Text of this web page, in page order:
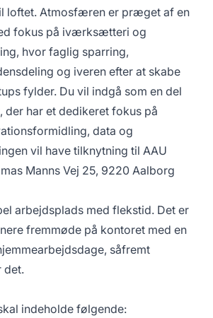
loftet. Atmosfæren er præget af en
fokus på iværksætteri og
hvor faglig sparring,
og iveren efter at skabe
fylder. Du vil indgå som en del
der har et dedikeret fokus på
data og
vil have tilknytning til AAU
Manns Vej 25, 9220 Aalborg
arbejdsplads med flekstid. Det er
fremmøde på kontoret med en
såfremt
det.
indeholde følgende: